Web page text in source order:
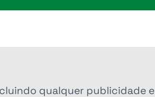
qualquer publicidade e